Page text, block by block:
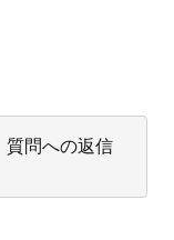
問への返信